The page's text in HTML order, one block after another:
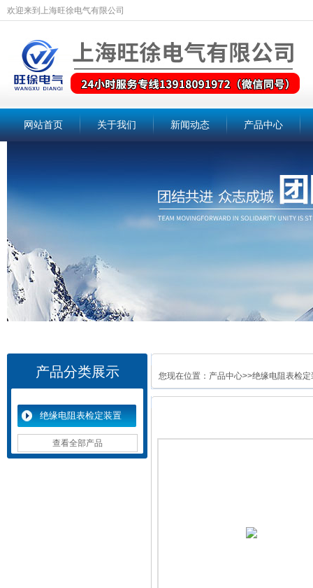
欢迎来到上海旺徐电气有限公司
网站首页 关于我们 新闻动态 产品中心
产品分类展示
绝缘电阻表检定装置
查看全部产品
您现在位置： 产品中心>>绝缘电阻表检定